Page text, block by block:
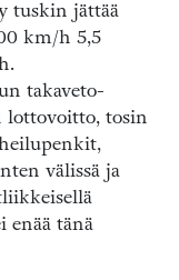
tuskin jättää
km/h 5,5
takaveto-
lottovoitto, tosin
välissä ja
enää tänä